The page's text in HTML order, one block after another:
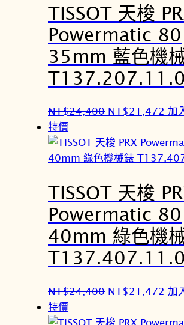
T
$
2
,
2
0
。
T
$
2
0
4
1
6
TISSOT 天梭
Powermatic 80
35mm 藍色機
NT$24,400 原
價
格
N
T
$
2
4
,
0
NT$21,472 目
價
格
N
T
$
2
,
7
加
特價
TISSOT 天梭
Powermatic 80
40mm 綠色機
NT$24,400 原
價
NT$21,472 目
價
加
特價